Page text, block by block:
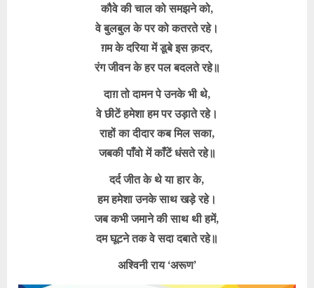
कौवे की चाल को समझने को,
वे बुलबुल के पर को कतरते रहे।
ग़म के दरिया में डूबे इस क़दर,
रंग जीवन के हर पल बदलते रहे॥
दाग़ तो दामन पे उनके भी थे,
वे छीटें हमेशा हम पर उड़ाते रहे।
राहों का दीदार कब मिल सका,
जबकी पाँवो में काँटें धंसते रहे॥
दर्द जीत के थे या हार के,
हम हमेशा उनके साथ खड़े रहे।
जब कभी जमाने की साथ थी हमें,
दम घूटने तक वे सदा दबाते रहे॥
अश्विनी राय ‘अरूण’